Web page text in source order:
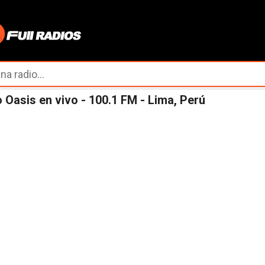
Oasis en vivo - 100.1 FM - Lima, Perú